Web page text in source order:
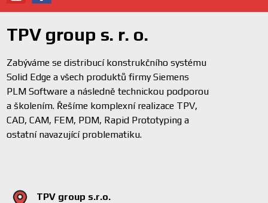
TPV group s. r. o.
Zabýváme se distribucí konstrukčního systému
Solid Edge a všech produktů firmy Siemens
PLM Software a následně technickou podporou
a školením. Řešíme komplexní realizace TPV,
CAD, CAM, FEM, PDM, Rapid Prototyping a
ostatní navazující problematiku.
TPV group s.r.o.